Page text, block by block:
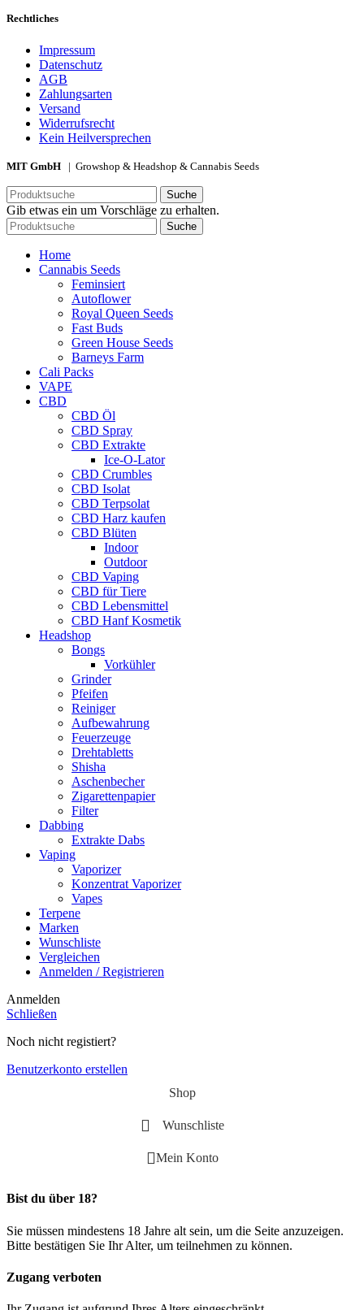
Rechtliches
Impressum
Datenschutz
AGB
Zahlungsarten
Versand
Widerrufsrecht
Kein Heilversprechen
MIT GmbH | Growshop & Headshop & Cannabis Seeds
Suche
Gib etwas ein um Vorschläge zu erhalten.
Suche
Home
Cannabis Seeds
Feminsiert
Autoflower
Royal Queen Seeds
Fast Buds
Green House Seeds
Barneys Farm
Cali Packs
VAPE
CBD
CBD Öl
CBD Spray
CBD Extrakte
Ice-O-Lator
CBD Crumbles
CBD Isolat
CBD Terpsolat
CBD Harz kaufen
CBD Blüten
Indoor
Outdoor
CBD Vaping
CBD für Tiere
CBD Lebensmittel
CBD Hanf Kosmetik
Headshop
Bongs
Vorkühler
Grinder
Pfeifen
Reiniger
Aufbewahrung
Feuerzeuge
Drehtabletts
Shisha
Aschenbecher
Zigarettenpapier
Filter
Dabbing
Extrakte Dabs
Vaping
Vaporizer
Konzentrat Vaporizer
Vapes
Terpene
Marken
Wunschliste
Vergleichen
Anmelden / Registrieren
Anmelden
Schließen
Noch nicht registiert?
Benutzerkonto erstellen
Shop
Wunschliste
Mein Konto
Bist du über 18?
Sie müssen mindestens 18 Jahre alt sein, um die Seite anzuzeigen.
Bitte bestätigen Sie Ihr Alter, um teilnehmen zu können.
Zugang verboten